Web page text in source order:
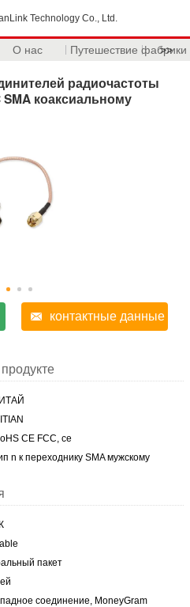
Technology Co., Ltd.
О нас Путешествие фабрики
>>
радиочастоты
коаксиальному
контактные данные
CE FCC, ce
n к переходнику SMA мужскому
пакет
соединение, MoneyGram